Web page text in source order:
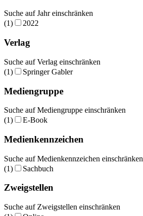
Suche auf Jahr einschränken
(1)
2022
Verlag
Suche auf Verlag einschränken
(1)
Springer Gabler
Mediengruppe
Suche auf Mediengruppe einschränken
(1)
E-Book
Medienkennzeichen
Suche auf Medienkennzeichen einschränken
(1)
Sachbuch
Zweigstellen
Suche auf Zweigstellen einschränken